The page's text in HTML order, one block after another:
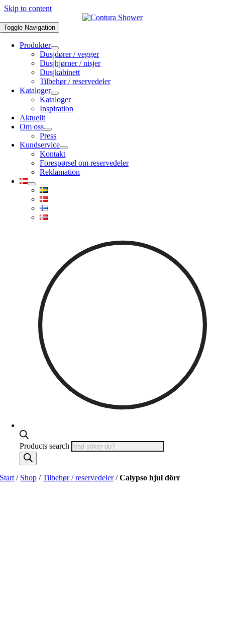
Skip to content
Toggle Navigation
Produkter
Dusjdører / vegger
Dusjhjørner / nisjer
Dusjkabinett
Tilbehør / reservedeler
Kataloger
Kataloger
Inspiration
Aktuellt
Om oss
Press
Kundservice
Kontakt
Forespørsel om reservedeler
Reklamation
Products search
Start / Shop /Tilbehør / reservedeler/Calypso hjul dörr